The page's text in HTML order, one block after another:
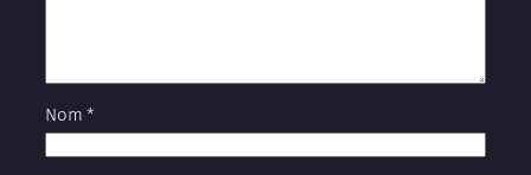
Nom*